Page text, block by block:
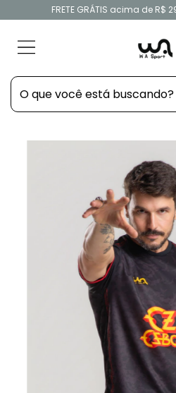
FRETE GRÁTIS acima de